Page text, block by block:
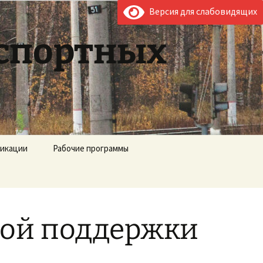
Версия для слабовидящих
Рабочие программы
поддержки